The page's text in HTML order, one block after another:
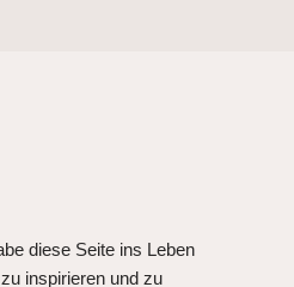
diese Seite ins Leben
inspirieren und zu